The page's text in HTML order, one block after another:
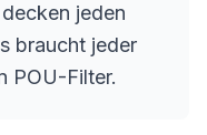
jeden
braucht jeder
POU-Filter.